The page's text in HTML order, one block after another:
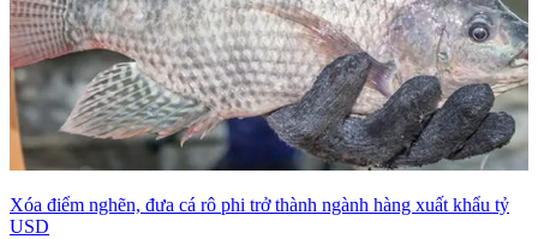
Xóa điểm nghẽn, đưa cá rô phi trở thành ngành hàng xuất khẩu tỷ
USD